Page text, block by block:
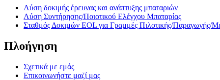
Λύση δοκιμής έρευνας και ανάπτυξης μπαταριών
Λύση Συντήρησης/Ποιοτικού Ελέγχου Μπαταρίας
Σταθμός Δοκιμών EOL για Γραμμές Πιλοτικής/Παραγωγής/
Πλοήγηση
Σχετικά με εμάς
Επικοινωνήστε μαζί μας